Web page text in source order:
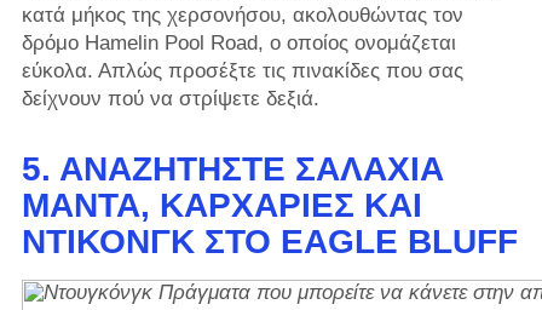
κατά μήκος της χερσονήσου, ακολουθώντας τον
δρόμο Hamelin Pool Road, ο οποίος ονομάζεται
εύκολα. Απλώς προσέξτε τις πινακίδες που σας
δείχνουν πού να στρίψετε δεξιά.
5. ΑΝΑΖΗΤΉΣΤΕ ΣΑΛΆΧΙΑ
ΜΆΝΤΑ, ΚΑΡΧΑΡΊΕΣ ΚΑΙ
ΝΤΊΚΟΝΓΚ ΣΤΟ EAGLE BLUFF